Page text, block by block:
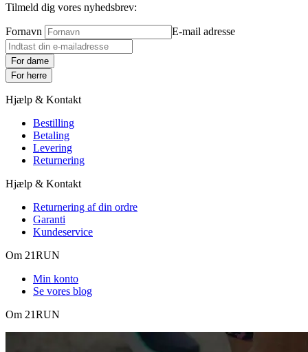
Tilmeld dig vores nyhedsbrev:
Fornavn E-mail adresse
For dame
For herre
Hjælp & Kontakt
Bestilling
Betaling
Levering
Returnering
Hjælp & Kontakt
Returnering af din ordre
Garanti
Kundeservice
Om 21RUN
Min konto
Se vores blog
Om 21RUN